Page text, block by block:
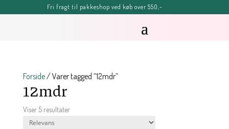
Fri fragt til pakkeshop ved køb over 550,-
Forside/ Varer tagged “12mdr”
12mdr
Viser 5 resultater
FERIE-MELDING
forsinket, men vil senest blive afsendt fredag d. 7. august